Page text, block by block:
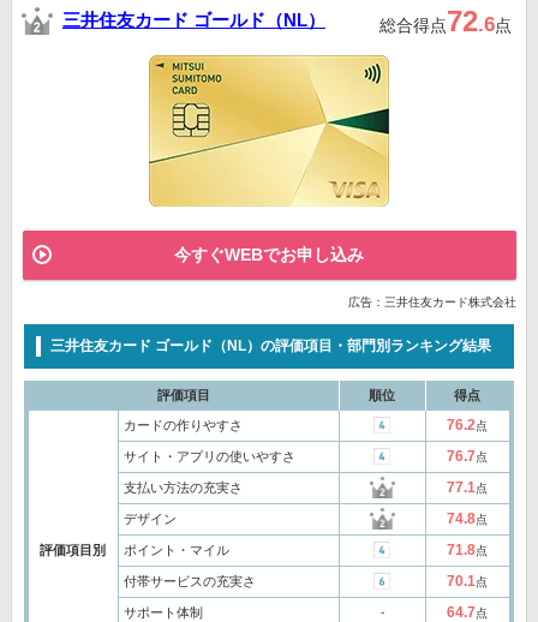
三井住友カード ゴールド（NL） 総合得点72.6点
今すぐWEBでお申し込み
広告：三井住友カード株式会社
三井住友カード ゴールド（NL）の評価項目・部門別ランキング結果
評価項目 順位 得点
評価項目別
カードの作りやすさ 76.2点
サイト・アプリの使いやすさ 76.7点
支払い方法の充実さ 77.1点
デザイン 74.8点
ポイント・マイル 71.8点
付帯サービスの充実さ 70.1点
サポート体制 ‐ 64.7点